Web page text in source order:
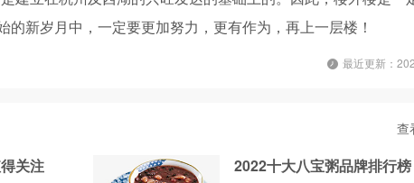
新岁月中，一定要更加努力，更有作为，再上一层楼！
最近更新：
查
关注 2022十大八宝粥品牌排行榜